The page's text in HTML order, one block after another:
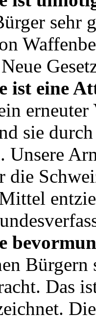
sehr
eine
erneuter
sie
Unsere
die
Das